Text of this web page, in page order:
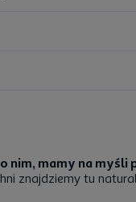
nim, mamy na
znajdziemy tu